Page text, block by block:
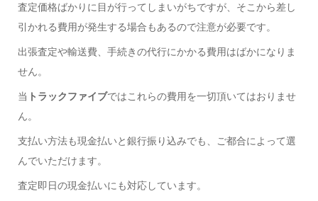
査定価格ばかりに目が行ってしまいがちですが、そこから差し
引かれる費用が発生する場合もあるので注意が必要です。
出張査定や輸送費、手続きの代行にかかる費用はばかになりま
せん。
当 トラックファイブではこれらの費用を一切頂いてはおりませ
ん。
支払い方法も現金払いと銀行振り込みでも、ご都合によって選
んでいただけます。
査定即日の現金払いにも対応しています。